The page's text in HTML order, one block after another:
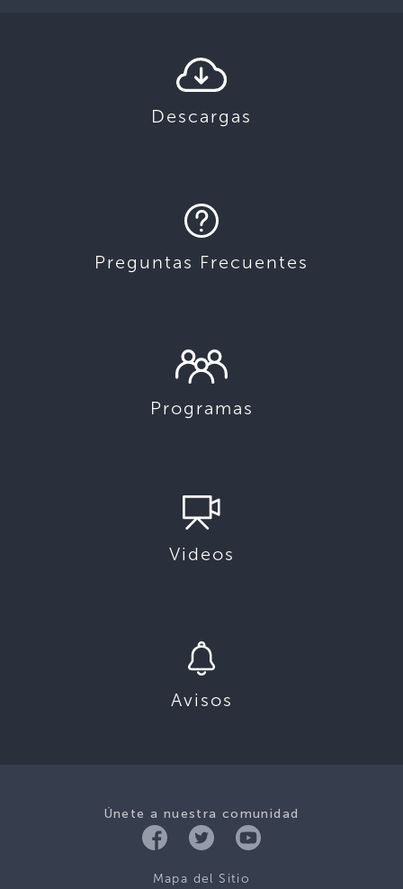
Descargas
Preguntas Frecuentes
Programas
Videos
Avisos
Únete a nuestra comunidad
Mapa del Sitio